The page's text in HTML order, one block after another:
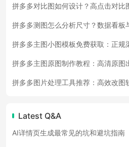
拼多多对比图如何设计？高点击对比
拼多多测图怎么分析尺寸？数据看板
拼多多主图小图模板免费获取：正规
拼多多主图原图制作教程：高清原图
拼多多图片处理工具推荐：高效改图
Latest Q&A
AI详情页生成最常见的坑和避坑指南